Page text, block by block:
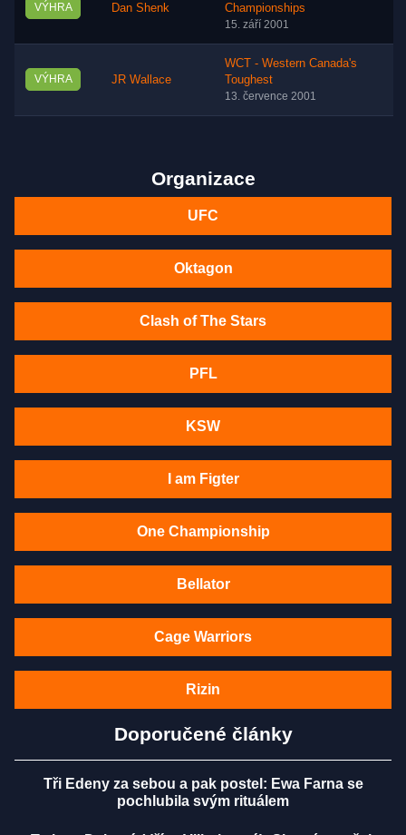
VÝHRA Dan Shenk
Championships
15. září 2001
VÝHRA JR Wallace
WCT - Western Canada's
Toughest
13. července 2001
Organizace
UFC
Oktagon
Clash of The Stars
PFL
KSW
I am Figter
One Championship
Bellator
Cage Warriors
Rizin
Doporučené články
Tři Edeny za sebou a pak postel: Ewa Farna se
pochlubila svým rituálem